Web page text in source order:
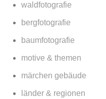
waldfotografie
bergfotografie
baumfotografie
motive & themen
märchen gebäude
länder & regionen